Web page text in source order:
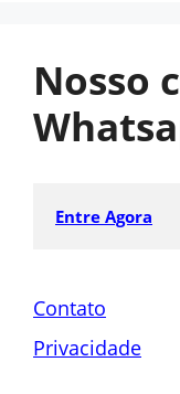
Nosso
Entre Agora
Contato
Privacidade